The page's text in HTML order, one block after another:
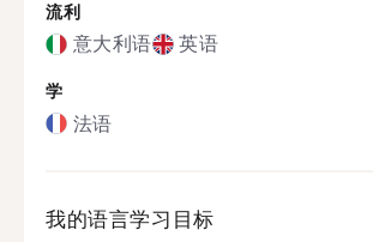
流利
意大利语 英语
学
法语
我的语言学习目标